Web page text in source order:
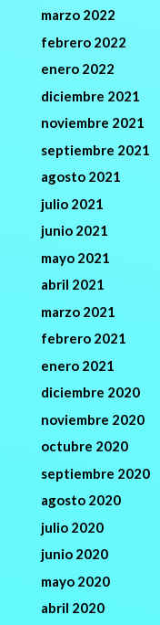
marzo 2022
febrero 2022
enero 2022
diciembre 2021
noviembre 2021
septiembre 2021
agosto 2021
julio 2021
junio 2021
mayo 2021
abril 2021
marzo 2021
febrero 2021
enero 2021
diciembre 2020
noviembre 2020
octubre 2020
septiembre 2020
agosto 2020
julio 2020
junio 2020
mayo 2020
abril 2020